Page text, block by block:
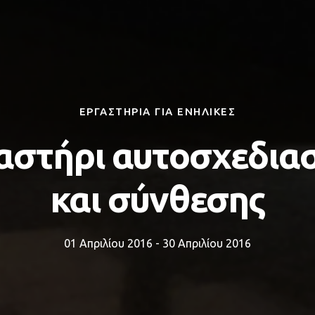
ΕΡΓΑΣΤΗΡΙΑ ΓΙΑ ΕΝΗΛΙΚΕΣ
και σύνθεσης
01 Απριλίου 2016 - 30 Απριλίου 2016